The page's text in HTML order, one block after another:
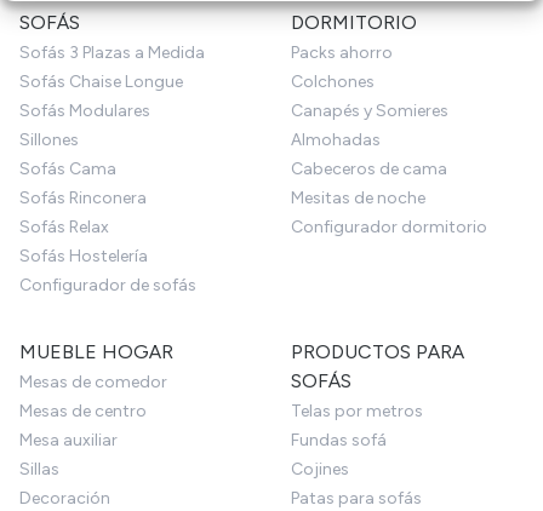
SOFÁS
Sofás 3 Plazas a Medida
Sofás Chaise Longue
Sofás Modulares
Sillones
Sofás Cama
Sofás Rinconera
Sofás Relax
Sofás Hostelería
Configurador de sofás
DORMITORIO
Packs ahorro
Colchones
Canapés y Somieres
Almohadas
Cabeceros de cama
Mesitas de noche
Configurador dormitorio
MUEBLE HOGAR
Mesas de comedor
Mesas de centro
Mesa auxiliar
Sillas
Decoración
PRODUCTOS PARA
SOFÁS
Telas por metros
Fundas sofá
Cojines
Patas para sofás